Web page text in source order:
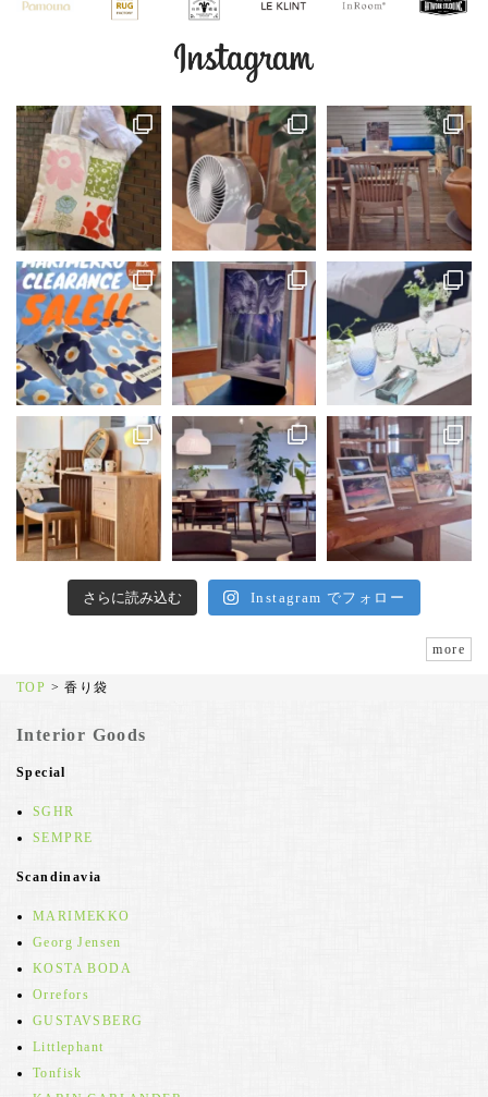
さらに読み込む Instagram でフォロー
more
TOP >香り袋
Interior Goods
Special
SGHR
SEMPRE
Scandinavia
MARIMEKKO
Georg Jensen
KOSTA BODA
Orrefors
GUSTAVSBERG
Littlephant
Tonfisk